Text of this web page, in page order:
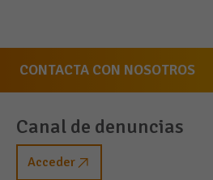
CONTACTA CON NOSOTROS
Canal de denuncias
Acceder